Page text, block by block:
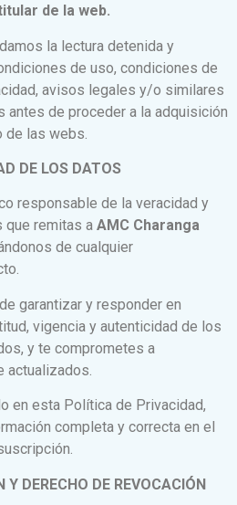
de la web.
la lectura detenida y
de uso, condiciones de
avisos legales y/o similares
de proceder a la adquisición
las webs.
DE LOS DATOS
responsable de la veracidad y
que remitas a AMC Charanga
de cualquier
garantizar y responder en
vigencia y autenticidad de los
y te comprometes a
actualizados.
en esta Política de Privacidad,
completa y correcta en el
Y DERECHO DE REVOCACIÓN